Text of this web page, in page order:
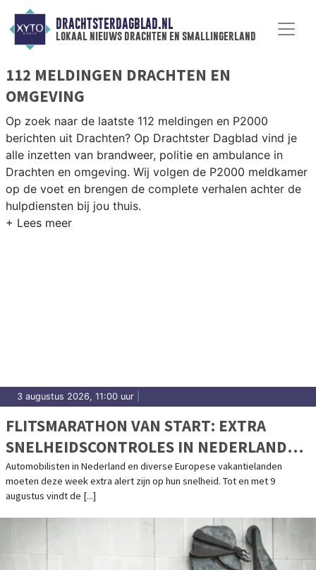
DRACHTSTERDAGBLAD.NL
lokaal nieuws drachten en smallingerland
112 MELDINGEN DRACHTEN EN
OMGEVING
Op zoek naar de laatste 112 meldingen en P2000
berichten uit Drachten? Op Drachtster Dagblad vind je
alle inzetten van brandweer, politie en ambulance in
Drachten en omgeving. Wij volgen de P2000 meldkamer
op de voet en brengen de complete verhalen achter de
hulpdiensten bij jou thuis.
3 augustus 2026, 11:00 uur
FLITSMARATHON VAN START: EXTRA
SNELHEIDSCONTROLES IN NEDERLAND
EN POPULAIRE VAKANTIELANDEN
Automobilisten in Nederland en diverse Europese vakantielanden
moeten deze week extra alert zijn op hun snelheid. Tot en met 9
augustus vindt de [...]